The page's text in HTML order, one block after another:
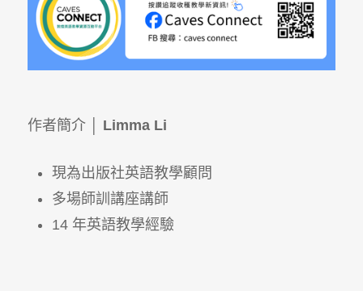
作者簡介 │ Limma Li
現為出版社英語教學顧問
多場師訓講座講師
14 年英語教學經驗